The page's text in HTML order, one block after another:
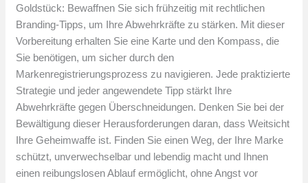
Goldstück: Bewaffnen Sie sich frühzeitig mit rechtlichen
Branding-Tipps, um Ihre Abwehrkräfte zu stärken. Mit dieser
Vorbereitung erhalten Sie eine Karte und den Kompass, die
Sie benötigen, um sicher durch den
Markenregistrierungsprozess zu navigieren. Jede praktizierte
Strategie und jeder angewendete Tipp stärkt Ihre
Abwehrkräfte gegen Überschneidungen. Denken Sie bei der
Bewältigung dieser Herausforderungen daran, dass Weitsicht
Ihre Geheimwaffe ist. Finden Sie einen Weg, der Ihre Marke
schützt, unverwechselbar und lebendig macht und Ihnen
einen reibungslosen Ablauf ermöglicht, ohne Angst vor